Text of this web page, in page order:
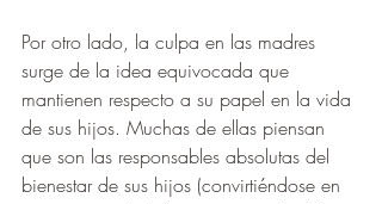
Por otro lado, la culpa en las madres
surge de la idea equivocada que
mantienen respecto a su papel en la vida
de sus hijos. Muchas de ellas piensan
que son las responsables absolutas del
bienestar de sus hijos (convirtiéndose en